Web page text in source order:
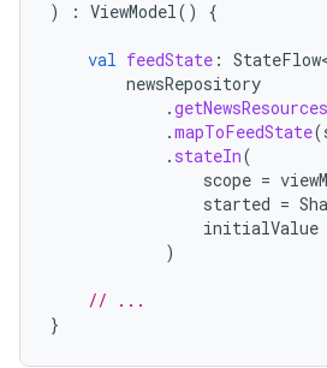
)
: ViewModel() {
val feedState :
newsRepository
.
.mapToFeedState(
. stateIn(
scope =
started =
initialValue
)
// ...
}